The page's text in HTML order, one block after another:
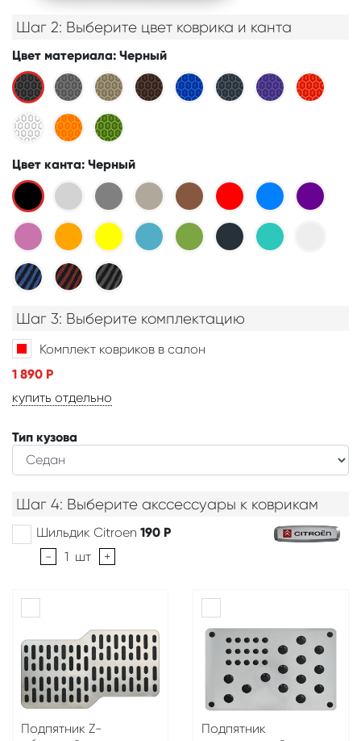
Шаг 2: Выберите цвет коврика и канта
Цвет материала: Черный
Цвет канта: Черный
Шаг 3: Выберите комплектацию
Комплект ковриков в салон
1 890 Р
купить отдельно
Тип кузова
Шаг 4: Выберите акссессуары к коврикам
Шильдик Citroen 190 Р
-
1 шт +
Подпятник Z-
Подпятник